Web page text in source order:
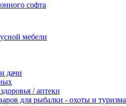
софта
мебели
дачи
/ аптеки
для рыбалки - охоты и туризма